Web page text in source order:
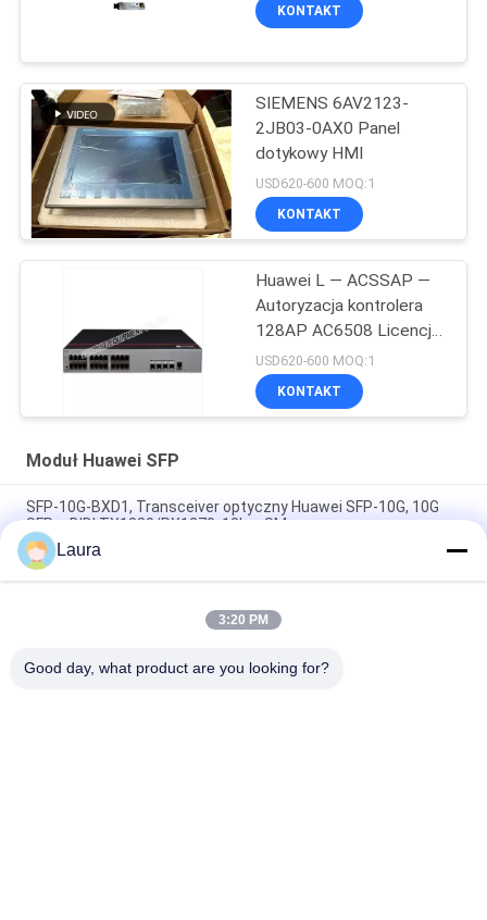
jednomodowy 1310nm
KONTAKT
SIEMENS 6AV2123-
2JB03-0AX0 Panel
dotykowy HMI
USD620-600 MOQ:1
KONTAKT
Huawei L — ACSSAP —
Autoryzacja kontrolera
128AP AC6508 Licencja
zasobów AP
USD620-600 MOQ:1
KONTAKT
Moduł Huawei SFP
SFP-10G-BXD1, Transceiver optyczny Huawei SFP-10G, 10G
SFP+, BIDI TX1330/RX1270, 10km SM
SFP-10G-BXU1, Transceiver optyczny Huawei SFP+, 10G, BIDI,
10km
OSX010000, Transceiver optyczny Huawei SFP+, 10G SFP+,
Laura
3:20 PM
Good day, what product are you looking for?